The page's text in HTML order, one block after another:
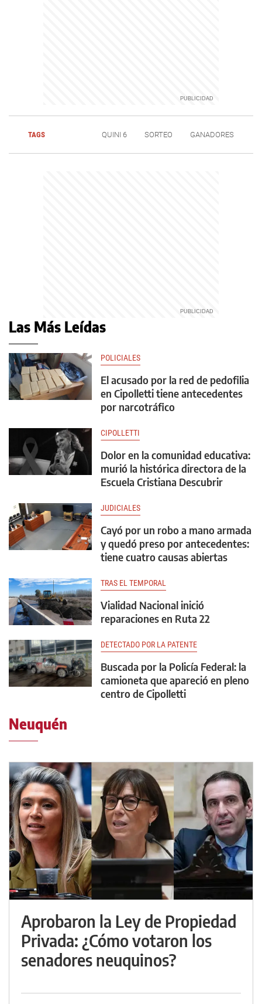
TAGS QUINI 6 SORTEO GANADORES
Las Más Leídas
POLICIALES
El acusado por la red de pedofilia
en Cipolletti tiene antecedentes
por narcotráfico
CIPOLLETTI
Dolor en la comunidad educativa:
murió la histórica directora de la
Escuela Cristiana Descubrir
JUDICIALES
Cayó por un robo a mano armada
y quedó preso por antecedentes:
tiene cuatro causas abiertas
TRAS EL TEMPORAL
Vialidad Nacional inició
reparaciones en Ruta 22
DETECTADO POR LA PATENTE
Buscada por la Policía Federal: la
camioneta que apareció en pleno
centro de Cipolletti
Neuquén
Aprobaron la Ley de Propiedad
Privada: ¿Cómo votaron los
senadores neuquinos?